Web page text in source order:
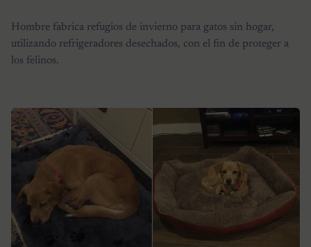
Hombre fabrica refugios de invierno para gatos sin hogar,
utilizando refrigeradores desechados, con el fin de proteger a
los felinos.